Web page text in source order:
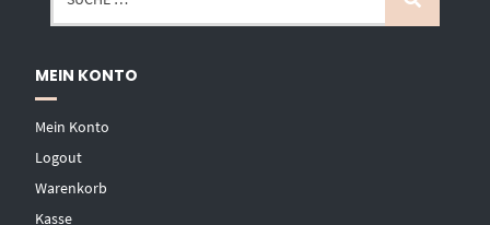
MEIN KONTO
Mein Konto
Logout
Warenkorb
Kasse